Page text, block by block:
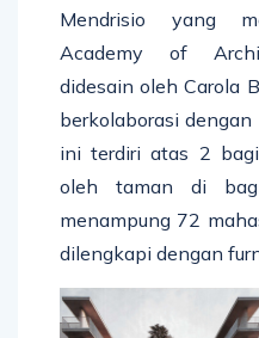
Mendrisio yang
Academy of
didesain oleh Carola
berkolaborasi
ini terdiri atas 2
oleh taman di
menampung 72
dilengkapi dengan